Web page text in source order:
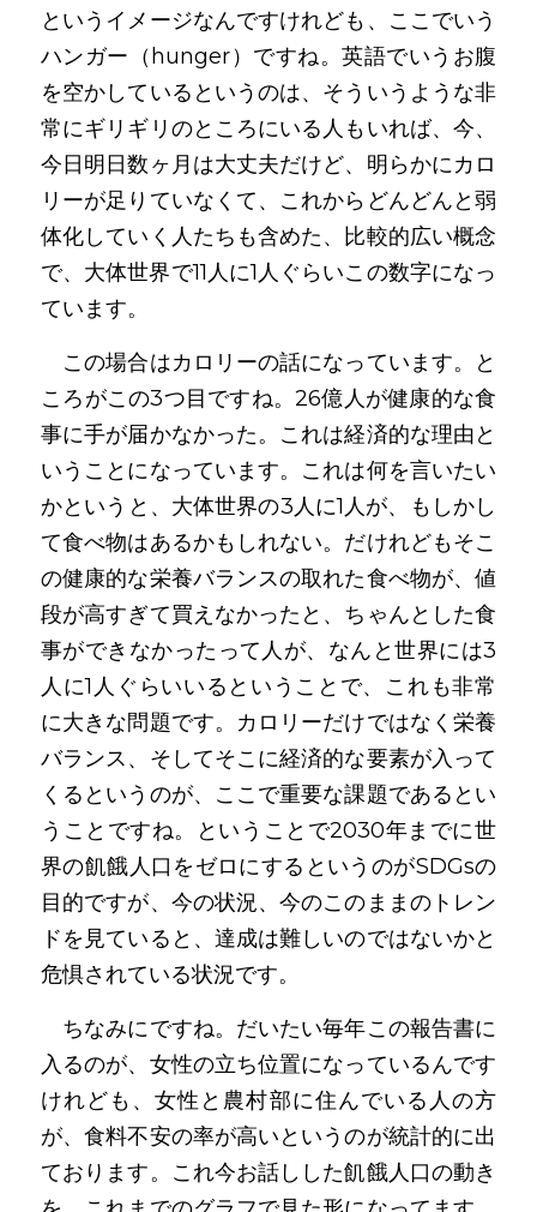
というイメージなんですけれども、ここでいう
ハンガー（hunger）ですね。英語でいうお腹
を空かしているというのは、そういうような非
常にギリギリのところにいる人もいれば、今、
今日明日数ヶ月は大丈夫だけど、明らかにカロ
リーが足りていなくて、これからどんどんと弱
体化していく人たちも含めた、比較的広い概念
で、大体世界で11人に1人ぐらいこの数字になっ
ています。
この場合はカロリーの話になっています。と
ころがこの3つ目ですね。26億人が健康的な食
事に手が届かなかった。これは経済的な理由と
いうことになっています。これは何を言いたい
かというと、大体世界の3人に1人が、もしかし
て食べ物はあるかもしれない。だけれどもそこ
の健康的な栄養バランスの取れた食べ物が、値
段が高すぎて買えなかったと、ちゃんとした食
事ができなかったって人が、なんと世界には3
人に1人ぐらいいるということで、これも非常
に大きな問題です。カロリーだけではなく栄養
バランス、そしてそこに経済的な要素が入って
くるというのが、ここで重要な課題であるとい
うことですね。ということで2030年までに世
界の飢餓人口をゼロにするというのがSDGsの
目的ですが、今の状況、今のこのままのトレン
ドを見ていると、達成は難しいのではないかと
危惧されている状況です。
ちなみにですね。だいたい毎年この報告書に
入るのが、女性の立ち位置になっているんです
けれども、女性と農村部に住んでいる人の方
が、食料不安の率が高いというのが統計的に出
ております。これ今お話しした飢餓人口の動き